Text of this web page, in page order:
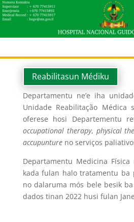
Reabilitasun Médiku
Departamentu ne’e iha
Unidade Reabilitação Médica
oferese hosi Departementu
occupational therapy, physical
accupuntureno serviços
Departamentu Medicina Física
kada fulan halo tratamentu ba
no dalaruma mós bele besik
dados tinan 2022 husi fulan